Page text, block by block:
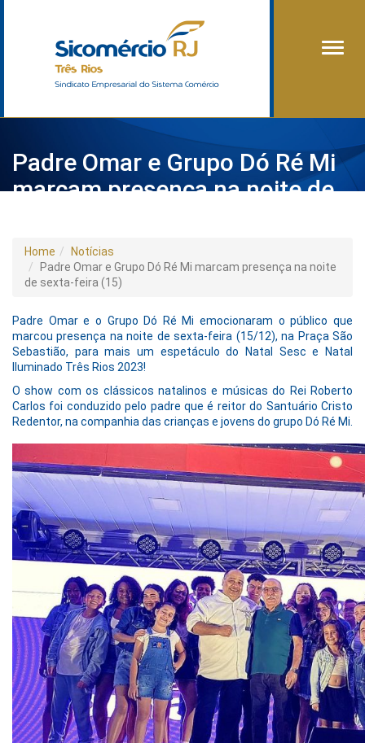
Padre Omar e Grupo Dó Ré Mi
marcam presença na noite de
Home
Notícias
Padre Omar e Grupo Dó Ré Mi marcam presença na noite
de sexta-feira (15)
Padre Omar e o Grupo Dó Ré Mi emocionaram o público que
marcou presença na noite de sexta-feira (15/12), na Praça São
Sebastião, para mais um espetáculo do Natal Sesc e Natal
Iluminado Três Rios 2023!
O show com os clássicos natalinos e músicas do Rei Roberto
Carlos foi conduzido pelo padre que é reitor do Santuário Cristo
Redentor, na companhia das crianças e jovens do grupo Dó Ré Mi.